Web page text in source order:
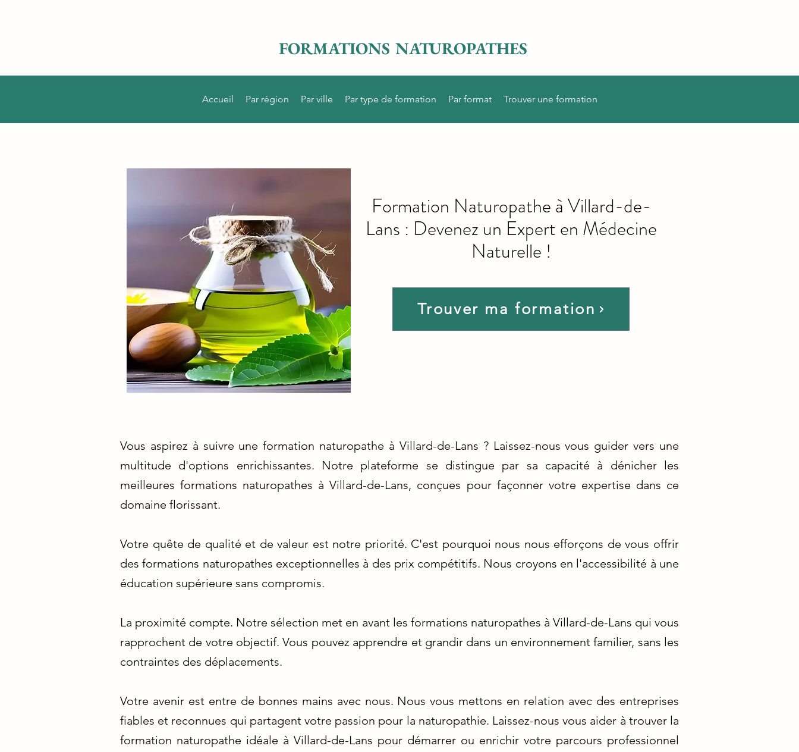
FORMATIONS NATUROPATHES
Accueil Par région Par ville Par type de formation Par format Trouver une formation
Trouver ma formation
Formation Naturopathe à Villard-de-
Lans : Devenez un Expert en Médecine
Naturelle !
Vous aspirez à suivre une formation naturopathe à Villard-de-Lans ? Laissez-nous vous guider vers une
multitude d'options enrichissantes. Notre plateforme se distingue par sa capacité à dénicher les
meilleures formations naturopathes à Villard-de-Lans, conçues pour façonner votre expertise dans ce
domaine florissant.
Votre quête de qualité et de valeur est notre priorité. C'est pourquoi nous nous efforçons de vous offrir
des formations naturopathes exceptionnelles à des prix compétitifs. Nous croyons en l'accessibilité à une
éducation supérieure sans compromis.
La proximité compte. Notre sélection met en avant les formations naturopathes à Villard-de-Lans qui vous
rapprochent de votre objectif. Vous pouvez apprendre et grandir dans un environnement familier, sans les
contraintes des déplacements.
Votre avenir est entre de bonnes mains avec nous. Nous vous mettons en relation avec des entreprises
fiables et reconnues qui partagent votre passion pour la naturopathie. Laissez-nous vous aider à trouver la
formation naturopathe idéale à Villard-de-Lans pour démarrer ou enrichir votre parcours professionnel